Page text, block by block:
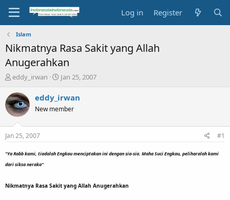
Log in Register
Islam
Nikmatnya Rasa Sakit yang Allah
Anugerahkan
T
r
e
a
t
a
t
r
eddy_irwan
S
a
t
Jan 25, 2007
eddy_irwan
New member
Jan 25, 2007 #1
"Ya Rabb kami, tiadalah Engkau menciptakan ini dengan sia-sia. Maha Suci Engkau, peliharalah kami
dari siksa neraka"
Nikmatnya Rasa Sakit yang Allah Anugerahkan